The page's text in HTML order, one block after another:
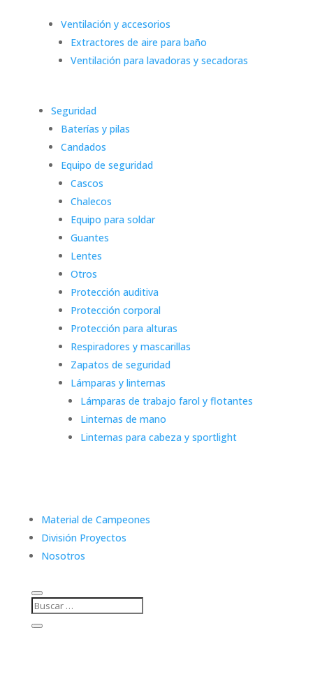
Ventilación y accesorios
Extractores de aire para baño
Ventilación para lavadoras y secadoras
Seguridad
Baterías y pilas
Candados
Equipo de seguridad
Cascos
Chalecos
Equipo para soldar
Guantes
Lentes
Otros
Protección auditiva
Protección corporal
Protección para alturas
Respiradores y mascarillas
Zapatos de seguridad
Lámparas y linternas
Lámparas de trabajo farol y flotantes
Linternas de mano
Linternas para cabeza y sportlight
Material de Campeones
División Proyectos
Nosotros